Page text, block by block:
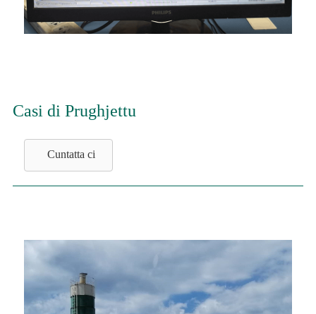
Casi di Prughjettu
Cuntatta ci